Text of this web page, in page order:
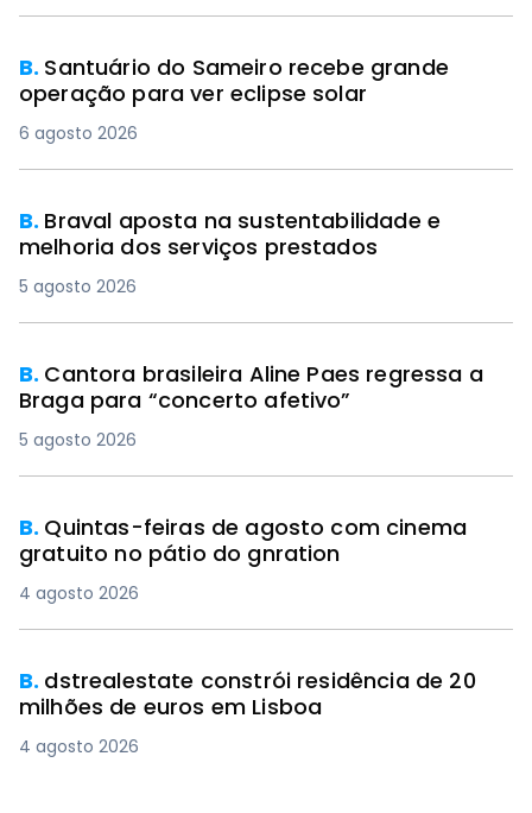
B. Santuário do Sameiro recebe grande
operação para ver eclipse solar
6 agosto 2026
B. Braval aposta na sustentabilidade e
melhoria dos serviços prestados
5 agosto 2026
B. Cantora brasileira Aline Paes regressa a
Braga para “concerto afetivo”
5 agosto 2026
B. Quintas-feiras de agosto com cinema
gratuito no pátio do gnration
4 agosto 2026
B. dstrealestate constrói residência de 20
milhões de euros em Lisboa
4 agosto 2026